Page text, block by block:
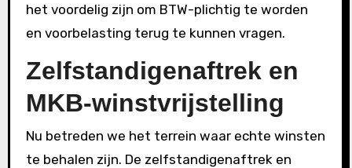
het voordelig zijn om BTW-plichtig te worden
en voorbelasting terug te kunnen vragen.
Zelfstandigenaftrek en
MKB-winstvrijstelling
Nu betreden we het terrein waar echte winsten
te behalen zijn. De zelfstandigenaftrek en